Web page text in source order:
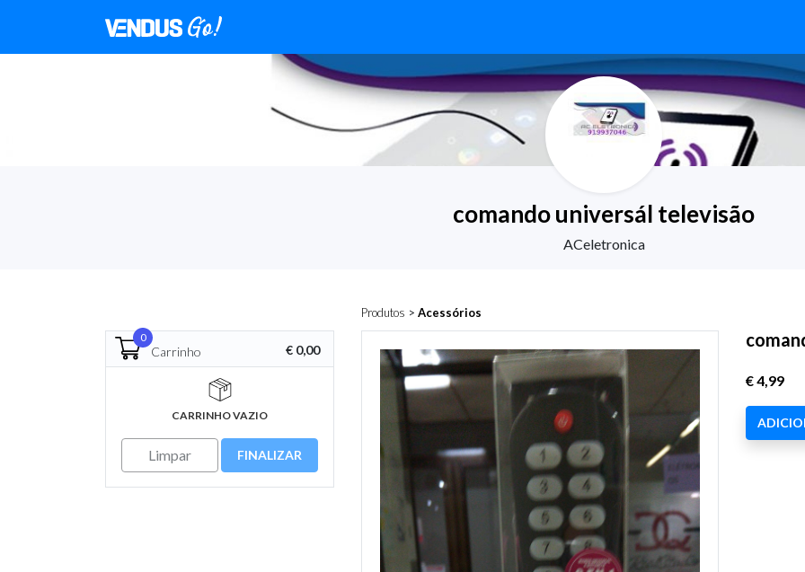
comando universál televisão
ACeletronica
Produtos > Acessórios
0
Carrinho € 0,00
CARRINHO VAZIO
Limpar FINALIZAR
€ 4,99